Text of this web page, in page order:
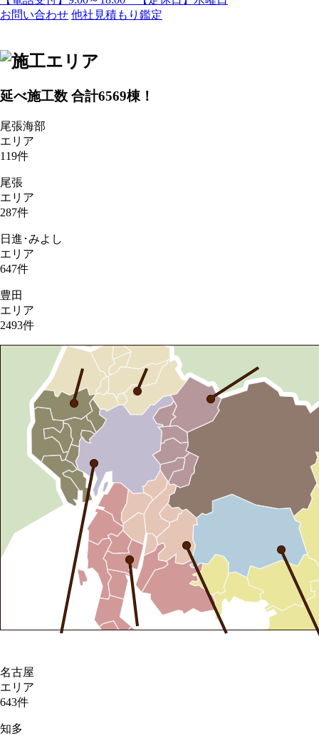
お問い合わせ 他社見積もり鑑定
延べ施工数 合計6569棟！
尾張海部
エリア
119件
尾張
エリア
287件
日進･みよし
エリア
647件
豊田
エリア
2493件
名古屋
エリア
643件
知多